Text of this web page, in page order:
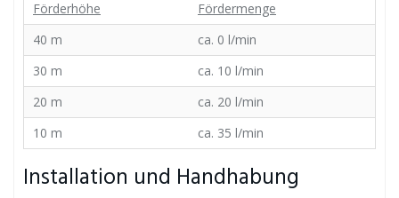
Förderhöhe
Fördermenge
40 m
ca. 0 l/min
30 m
ca. 10 l/min
20 m
ca. 20 l/min
10 m
ca. 35 l/min
Installation und Handhabung